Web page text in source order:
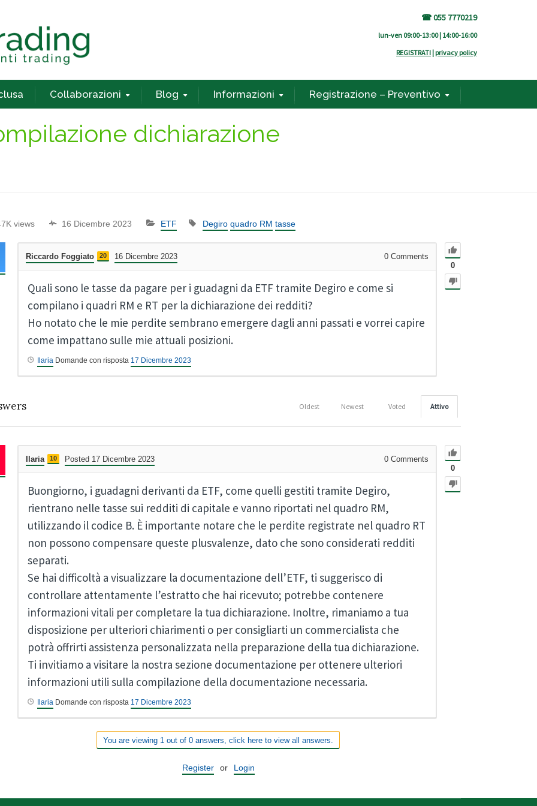
☎ 055 7770219
lun-ven 09:00-13:00 | 14:00-16:00
REGISTRATI | privacy policy
Collaborazioni Blog Informazioni Registrazione – Preventivo
dichiarazione
views 16 Dicembre 2023 ETF Degiro quadro RM tasse
0
Riccardo Foggiato 20 16 Dicembre 2023 0 Comments
Quali sono le tasse da pagare per i guadagni da ETF tramite Degiro e come si
compilano i quadri RM e RT per la dichiarazione dei redditi?
Ho notato che le mie perdite sembrano emergere dagli anni passati e vorrei capire
come impattano sulle mie attuali posizioni.
Ilaria Domande con risposta 17 Dicembre 2023
Attivo
Voted
Newest
Oldest
0
Ilaria 10 Posted 17 Dicembre 2023 0 Comments
Buongiorno, i guadagni derivanti da ETF, come quelli gestiti tramite Degiro,
rientrano nelle tasse sui redditi di capitale e vanno riportati nel quadro RM,
utilizzando il codice B. È importante notare che le perdite registrate nel quadro RT
non possono compensare queste plusvalenze, dato che sono considerati redditi
separati.
Se hai difficoltà a visualizzare la documentazione dell’ETF, ti suggerisco di
controllare attentamente l’estratto che hai ricevuto; potrebbe contenere
informazioni vitali per completare la tua dichiarazione. Inoltre, rimaniamo a tua
disposizione per ulteriori chiarimenti o per consigliarti un commercialista che
potrà offrirti assistenza personalizzata nella preparazione della tua dichiarazione.
Ti invitiamo a visitare la nostra sezione documentazione per ottenere ulteriori
informazioni utili sulla compilazione della documentazione necessaria.
Ilaria Domande con risposta 17 Dicembre 2023
You are viewing 1 out of 0 answers, click here to view all answers.
Register or Login